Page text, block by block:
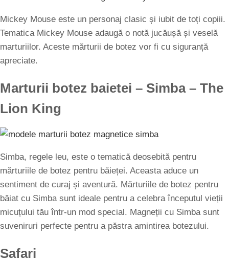
Mickey Mouse este un personaj clasic și iubit de toți copiii.
Tematica Mickey Mouse adaugă o notă jucăușă și veselă
marturiilor. Aceste mărturii de botez vor fi cu siguranță
apreciate.
Marturii botez baietei – Simba – The
Lion King
Simba, regele leu, este o tematică deosebită pentru
mărturiile de botez pentru băieței. Aceasta aduce un
sentiment de curaj și aventură. Mărturiile de botez pentru
băiat cu Simba sunt ideale pentru a celebra începutul vieții
micuțului tău într-un mod special. Magneții cu Simba sunt
suveniruri perfecte pentru a păstra amintirea botezului.
Safari